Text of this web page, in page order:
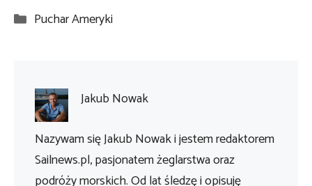
Kategorie
Puchar Ameryki
Jakub Nowak
Nazywam się Jakub Nowak i jestem redaktorem
Sailnews.pl, pasjonatem żeglarstwa oraz
podróży morskich. Od lat śledzę i opisuję